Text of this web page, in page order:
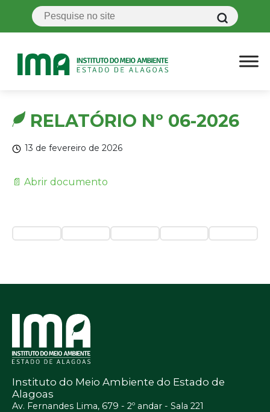
RELATÓRIO Nº 06-2026
13 de fevereiro de 2026
📄 Abrir documento
Instituto do Meio Ambiente do Estado de
Alagoas
Av. Fernandes Lima, 679 - 2º andar - Sala 221